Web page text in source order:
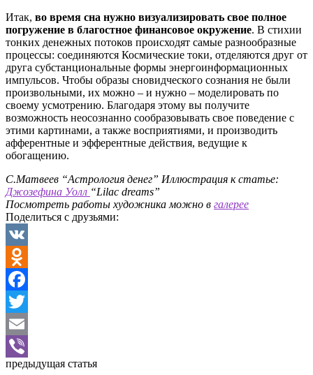
Итак, во время сна нужно визуализировать свое полное
погружение в благостное финансовое окружение. В стихии
тонких денежных потоков происходят самые разнообразные
процессы: соединяются Космические токи, отделяются друг от
друга субстанциональные формы энергоинформационных
импульсов. Чтобы образы сновидческого сознания не были
произвольными, их можно – и нужно – моделировать по
своему усмотрению. Благодаря этому вы получите
возможность неосознанно сообразовывать свое поведение с
этими картинами, а также восприятиями, и производить
афферентные и эфферентные действия, ведущие к
обогащению.
С.Матвеев “Астрология денег” Иллюстрация к статье:
Джозефина Уолл “Lilac dreams”
Посмотреть работы художника можно в галерее
Поделиться с друзьями:
VK
Odnoklassniki
Facebook
Twitter
Email
Viber
предыдущая статья